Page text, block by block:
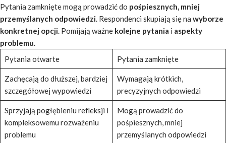
Pytania zamknięte mogą prowadzić do pośpiesznych, mniej
przemyślanych odpowiedzi. Respondenci skupiają się na wyborze
konkretnej opcji. Pomijają ważne kolejne pytania i aspekty
problemu.
Pytania otwarte
Pytania zamknięte
Zachęcają do dłuższej, bardziej
szczegółowej wypowiedzi
Wymagają krótkich,
precyzyjnych odpowiedzi
Sprzyjają pogłębieniu refleksji i
kompleksowemu rozważeniu
problemu
Mogą prowadzić do
pośpiesznych, mniej
przemyślanych odpowiedzi